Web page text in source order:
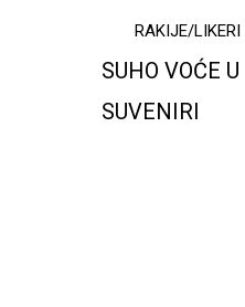
RAKIJE/
SUHO VOĆE
SUVENIRI